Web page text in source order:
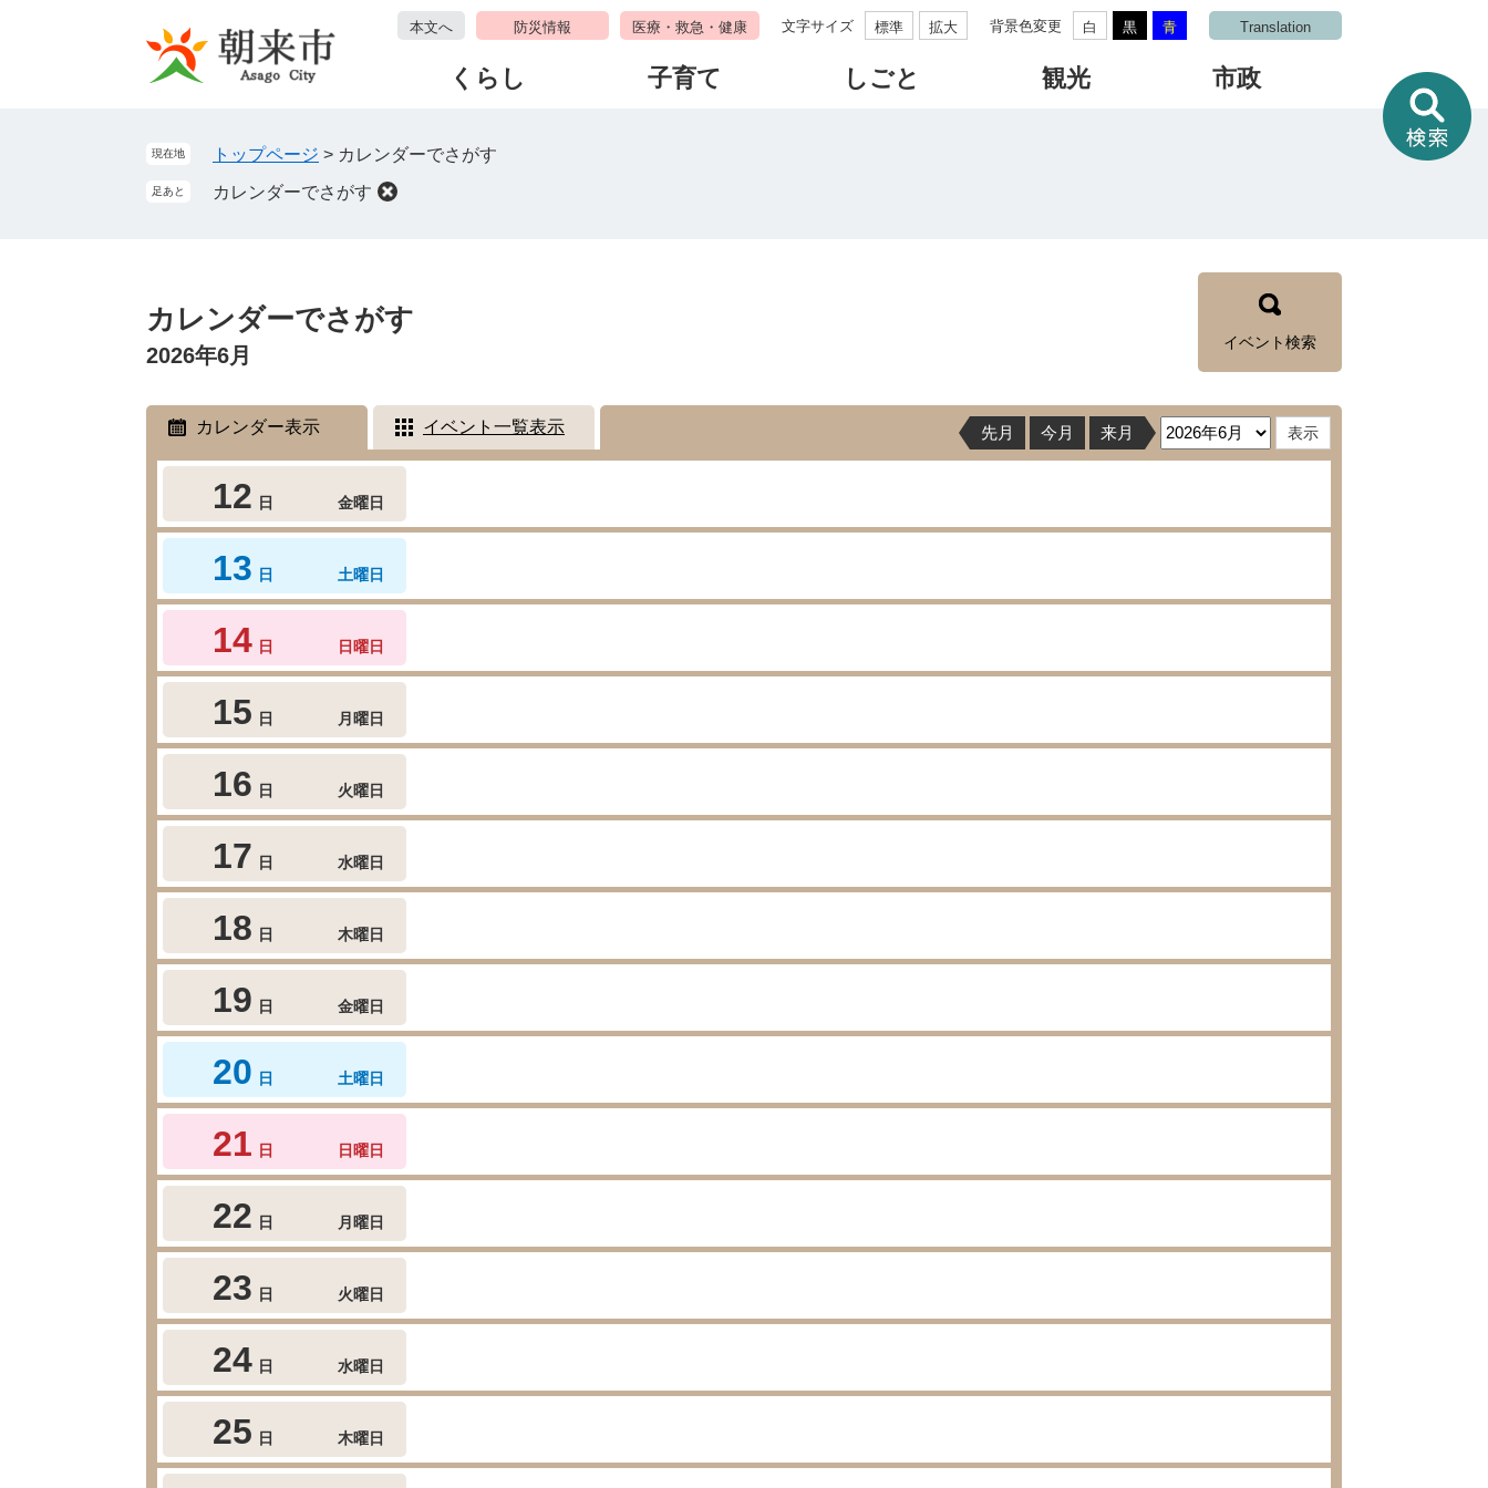
本文へ 防災情報 医療・救急・健康 文字サイズ 標準 拡大 背景色変更 白 黒 青 Translation
くらし 子育て しごと 観光 市政
情
報
を
現在地 トップページ > カレンダーでさがす
足あと カレンダーでさがす
文
カレンダーでさがす
イベント検索
2026年6月
カレンダー表示 イベント一覧表示 先月 今月 来月
12 日 金曜日
13 日 土曜日
14 日 日曜日
15 日 月曜日
16 日 火曜日
17 日 水曜日
18 日 木曜日
19 日 金曜日
20 日 土曜日
21 日 日曜日
22 日 月曜日
23 日 火曜日
24 日 水曜日
25 日 木曜日